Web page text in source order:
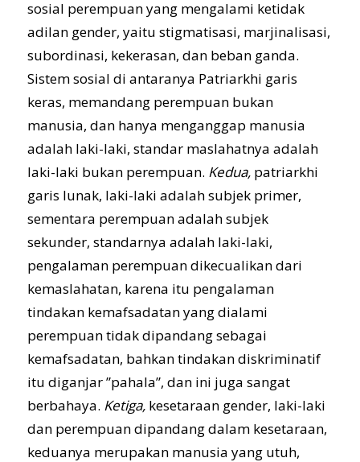
sosial perempuan yang mengalami ketidak
adilan gender, yaitu stigmatisasi, marjinalisasi,
subordinasi, kekerasan, dan beban ganda.
Sistem sosial di antaranya Patriarkhi garis
keras, memandang perempuan bukan
manusia, dan hanya menganggap manusia
adalah laki-laki, standar maslahatnya adalah
laki-laki bukan perempuan. Kedua,patriarkhi
garis lunak, laki-laki adalah subjek primer,
sementara perempuan adalah subjek
sekunder, standarnya adalah laki-laki,
pengalaman perempuan dikecualikan dari
kemaslahatan, karena itu pengalaman
tindakan kemafsadatan yang dialami
perempuan tidak dipandang sebagai
kemafsadatan, bahkan tindakan diskriminatif
itu diganjar ”pahala”, dan ini juga sangat
berbahaya. Ketiga, kesetaraan gender, laki-laki
dan perempuan dipandang dalam kesetaraan,
keduanya merupakan manusia yang utuh,